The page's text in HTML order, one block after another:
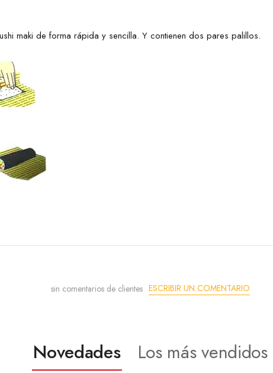
maki de forma rápida y sencilla. Y contienen dos pares palillos.
sin comentarios de clientes ESCRIBIR UN COMENTARIO
Novedades Los más vendidos